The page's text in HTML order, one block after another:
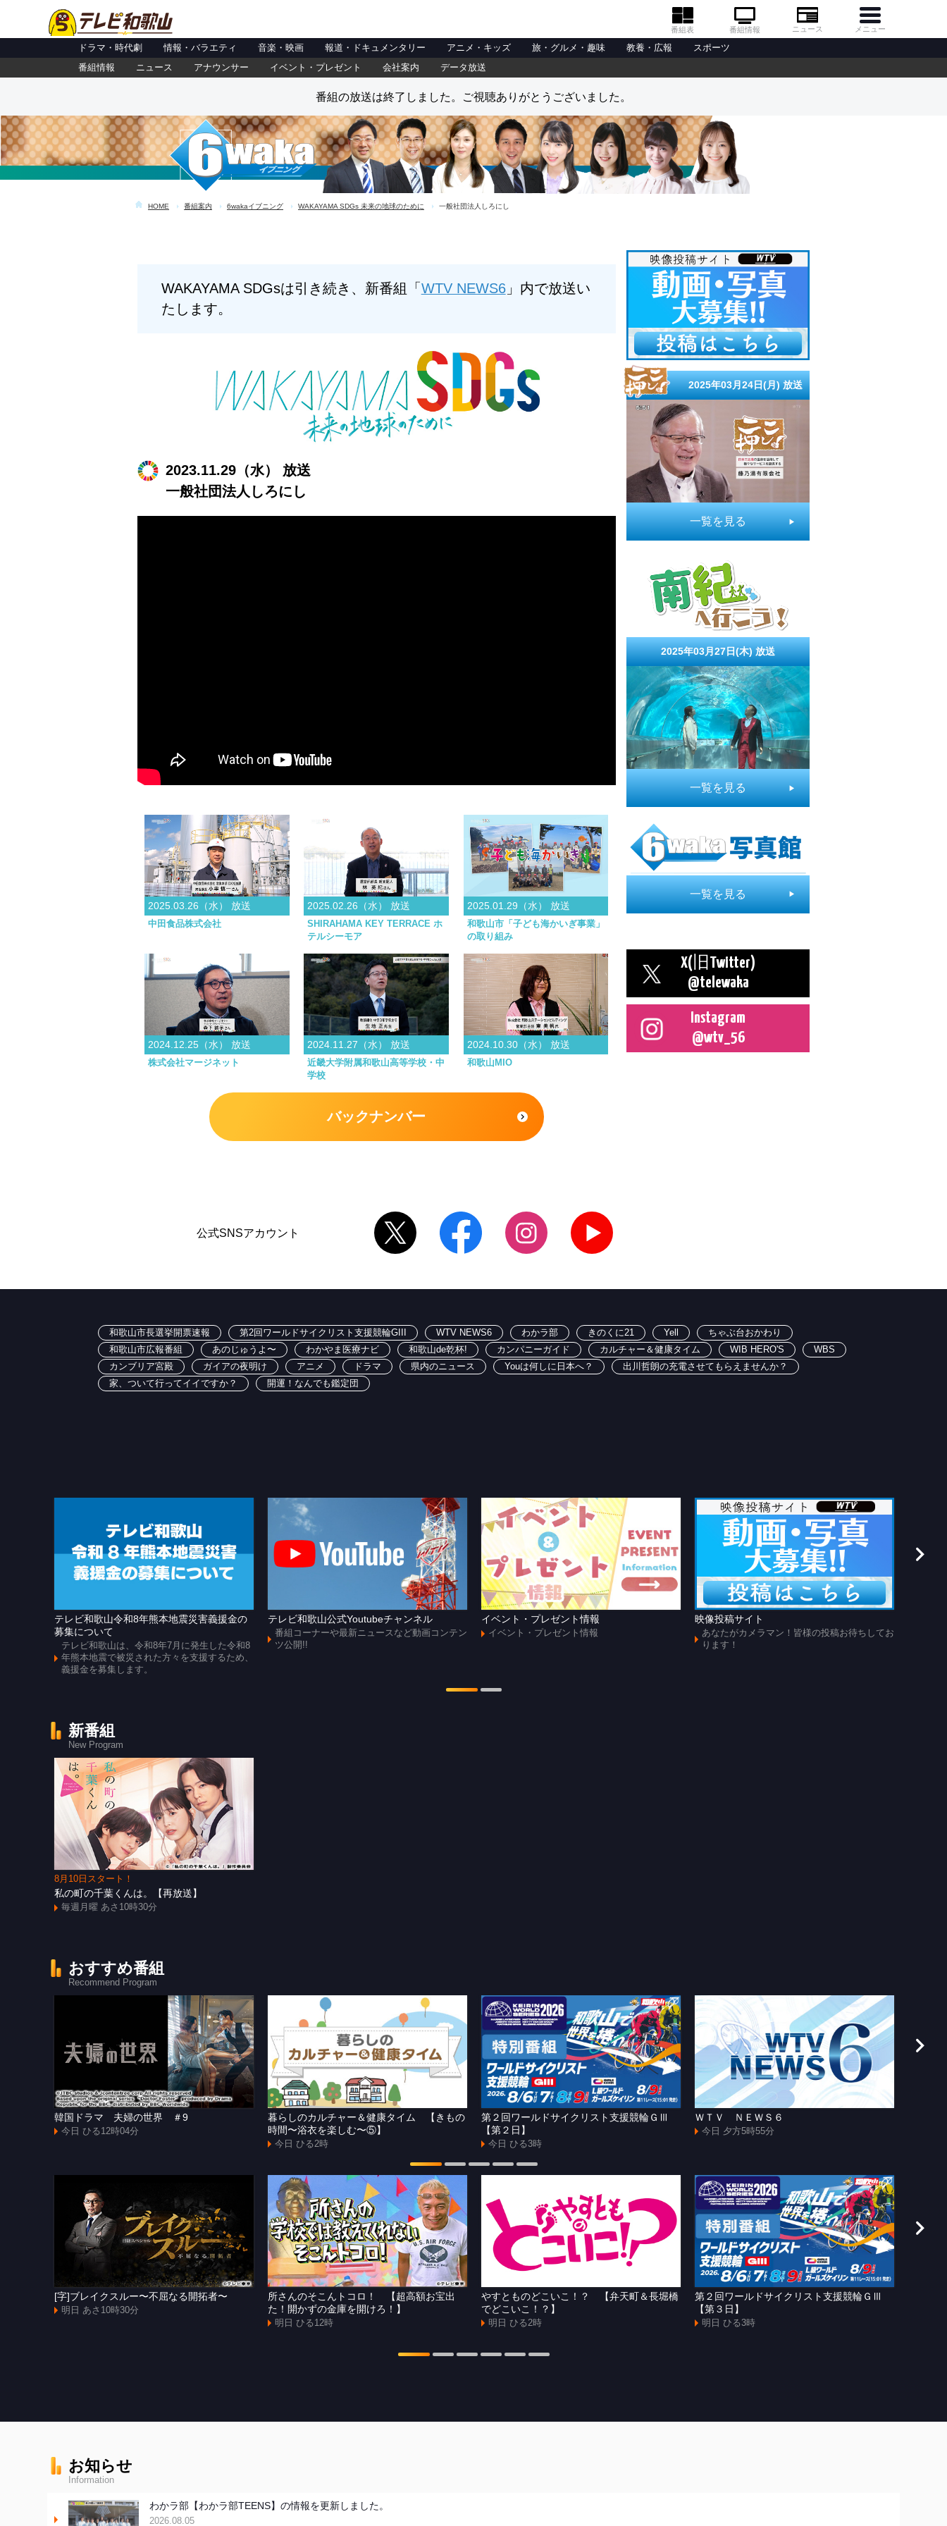
番組表 番組情報 ニュース メニュー
ドラマ・時代劇 情報・バラエティ 音楽・映画 報道・ドキュメンタリー アニメ・キッズ 旅・グルメ・趣味 教養・広報
スポーツ
番組情報
ニュース アナウンサー イベント・プレゼント 会社案内 データ放送
番組の放送は終了しました。ご視聴ありがとうございました。
HOME 番組案内 6wakaイブニング WAKAYAMA SDGs 未来の地球のために 一般社団法人しろにし
WAKAYAMA SDGsは引き続き、新番組「 WTV NEWS6」内で放送い
たします。
2023.11.29（水） 放送
一般社団法人しろにし
2025.03.26（水） 放送
中田食品株式会社
2025.02.26（水） 放送
SHIRAHAMA KEY TERRACE ホ
テルシーモア
2025.01.29（水） 放送
和歌山市「子ども海かいぎ事業」
の取り組み
2024.12.25（水） 放送
株式会社マージネット
2024.11.27（水） 放送
近畿大学附属和歌山高等学校・中
学校
2024.10.30（水） 放送
和歌山MIO
バックナンバー
2025年03月24日(月) 放送
一覧を見る
2025年03月27日(木)放送
一覧を見る
一覧を見る
X(旧Twitter)
@telewaka
Instagram
@wtv_56
公式SNSアカウント
和歌山市長選挙開票速報 第2回ワールドサイクリスト支援競輪GIII WTV NEWS6 わかラ部 きのくに21 Yell
ちゃぶ台おかわり
和歌山市広報番組
あのじゅうよ〜 わかやま医療ナビ 和歌山de乾杯! カンパニーガイド カルチャー＆健康タイム WIB HERO'S
WBS
カンブリア宮殿
ガイアの夜明け アニメ ドラマ 県内のニュース Youは何しに日本へ？
出川哲朗の充電させてもらえませんか？
家、ついて行ってイイですか？
開運！なんでも鑑定団
テレビ和歌山令和8年熊本地震災害義援金の
募集について
テレビ和歌山は、令和8年7月に発生した令和8
年熊本地震で被災された方々を支援するため、
義援金を募集します。
テレビ和歌山公式Youtubeチャンネル
番組コーナーや最新ニュースなど動画コンテン
ツ公開!!
イベント・プレゼント情報
イベント・プレゼント情報
映像投稿サイト
あなたがカメラマン！皆様の投稿お待ちしてお
ります！
新番組
New Program
8月10日スタート！
私の町の千葉くんは。【再放送】
毎週月曜 あさ10時30分
おすすめ番組
Recommend Program
韓国ドラマ 夫婦の世界 ＃9
今日 ひる12時04分
暮らしのカルチャー＆健康タイム 【きもの
時間〜浴衣を楽しむ〜⑤】
今日 ひる2時
第２回ワールドサイクリスト支援競輪ＧⅢ
【第２日】
今日 ひる3時
ＷＴＶ ＮＥＷＳ６
今日 夕方5時55分
[字]ブレイクスルー〜不屈なる開拓者〜
明日 あさ10時30分
所さんのそこんトコロ！ 【超高額お宝出
た！開かずの金庫を開けろ！】
明日 ひる12時
やすとものどこいこ！？ 【弁天町＆長堀橋
でどこいこ！？】
明日 ひる2時
第２回ワールドサイクリスト支援競輪ＧⅢ
【第３日】
明日 ひる3時
お知らせ
Information
わかラ部【わかラ部TEENS】の情報を更新しました。
2026.08.05